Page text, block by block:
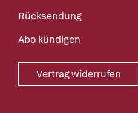
Rücksendung
Abo kündigen
Vertrag widerrufen